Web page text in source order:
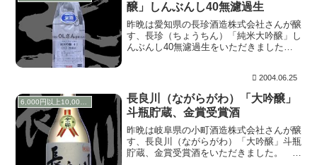
醸」しんぶんし40無濾過生
昨晩は愛知県の長珍酒造株式会社さんが醸
す、長珍（ちょうちん）「純米大吟醸」し
んぶんし40無濾過生をいただきました。
思わせるよう。含むとピチピチとした炭酸
がまだ残っ...
2004.06.25
長良川（ながらがわ）「大吟醸」
斗瓶貯蔵、金賞受賞酒
昨晩は岐阜県の小町酒造株式会社さんが醸
す、長良川（ながらがわ）「大吟醸」斗瓶
貯蔵、金賞受賞酒をいただきました。 上